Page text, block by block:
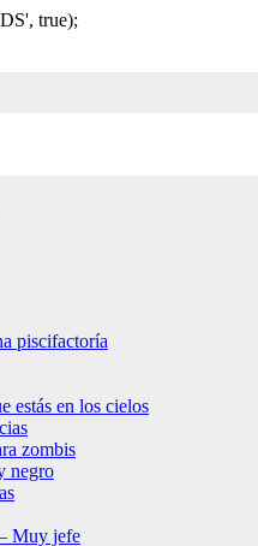
true);
piscifactoría
estás en los cielos
zombis
negro
Muy jefe